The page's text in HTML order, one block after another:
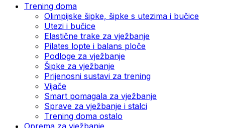
Trening doma
Olimpijske šipke, šipke s utezima i bučice
Utezi i bučice
Elastične trake za vježbanje
Pilates lopte i balans ploče
Podloge za vježbanje
Šipke za vježbanje
Prijenosni sustavi za trening
Vijače
Smart pomagala za vježbanje
Sprave za vježbanje i stalci
Trening doma ostalo
Oprema za vježbanje